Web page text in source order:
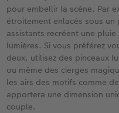
pour embellir la scène. Par
étroitement enlacés sous
assistants recréent une
lumières. Si vous préférez
deux, utilisez des pinceaux
ou même des cierges
les airs des motifs comme
apportera une dimension
couple.